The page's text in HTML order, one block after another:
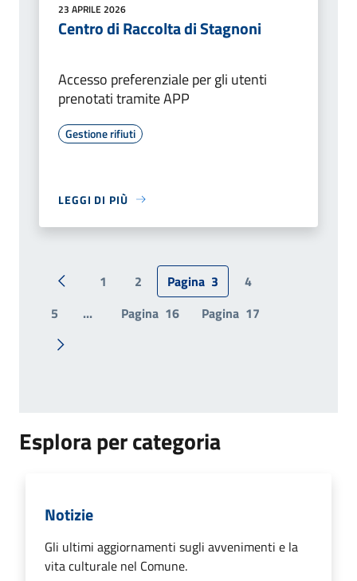
23 APRILE 2026
Centro di Raccolta di Stagnoni
Accesso preferenziale per gli utenti
prenotati tramite APP
Gestione rifiuti
LEGGI DI PIÙ
Pagina precedente
1 2 Pagina 3
4
5
... Pagina 16 Pagina 17
Pagina successiva
Esplora per categoria
Notizie
Gli ultimi aggiornamenti sugli avvenimenti e la
vita culturale nel Comune.